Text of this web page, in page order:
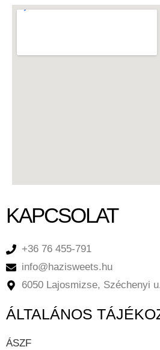
KAPCSOLAT
+36 76 455-791
info@hazisweets.hu
6050 Lajosmizse, Széchenyi
ÁLTALÁNOS
ÁSZF